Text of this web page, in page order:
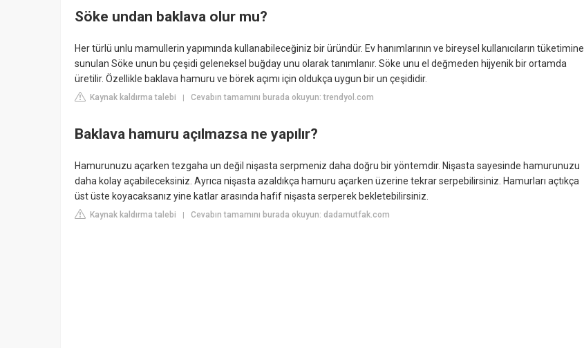
Söke undan baklava olur mu?
Her türlü unlu mamullerin yapımında kullanabileceğiniz bir üründür. Ev hanımlarının ve bireysel kullanıcıların tüketimine
sunulan Söke unun bu çeşidi geleneksel buğday unu olarak tanımlanır. Söke unu el değmeden hijyenik bir ortamda
üretilir. Özellikle baklava hamuru ve börek açımı için oldukça uygun bir un çeşididir.
Kaynak kaldırma talebi | Cevabın tamamını burada okuyun: trendyol.com
Baklava hamuru açılmazsa ne yapılır?
Hamurunuzu açarken tezgaha un değil nişasta serpmeniz daha doğru bir yöntemdir. Nişasta sayesinde hamurunuzu
daha kolay açabileceksiniz. Ayrıca nişasta azaldıkça hamuru açarken üzerine tekrar serpebilirsiniz. Hamurları açtıkça
üst üste koyacaksanız yine katlar arasında hafif nişasta serperek bekletebilirsiniz.
Kaynak kaldırma talebi | Cevabın tamamını burada okuyun: dadamutfak.com